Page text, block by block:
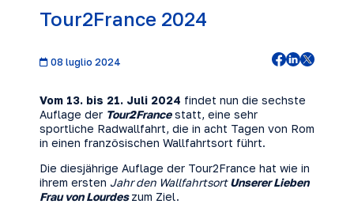
Tour2France 2024
08 luglio 2024
Vom 13. bis 21. Juli 2024 findet nun die sechste
Auflage der Tour2Francestatt, eine sehr
sportliche Radwallfahrt, die in acht Tagen von Rom
in einen französischen Wallfahrtsort führt.
Die diesjährige Auflage der Tour2France hat wie in
ihrem ersten Jahr den WallfahrtsortUnserer Lieben
Frau von Lourdeszum Ziel.